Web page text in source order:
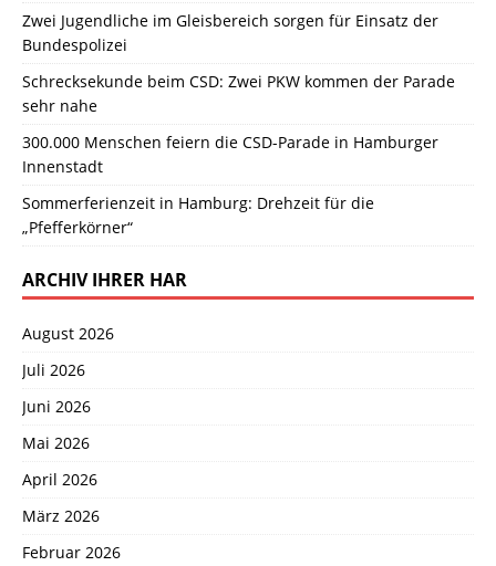
Zwei Jugendliche im Gleisbereich sorgen für Einsatz der
Bundespolizei
Schrecksekunde beim CSD: Zwei PKW kommen der Parade
sehr nahe
300.000 Menschen feiern die CSD-Parade in Hamburger
Innenstadt
Sommerferienzeit in Hamburg: Drehzeit für die
„Pfefferkörner“
ARCHIV IHRER HAR
August 2026
Juli 2026
Juni 2026
Mai 2026
April 2026
März 2026
Februar 2026